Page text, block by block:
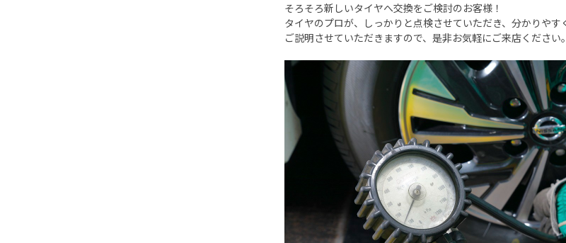
そろそろ新しいタイヤへ交換をご検討のお客様！
タイヤのプロが、しっかりと点検させていただき、分かりやす
ご説明させていただきますので、是非お気軽にご来店ください。